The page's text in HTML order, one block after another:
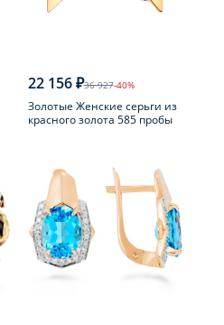
22 156 ₽36 927-40%
Золотые Женские серьги из
красного золота 585 пробы